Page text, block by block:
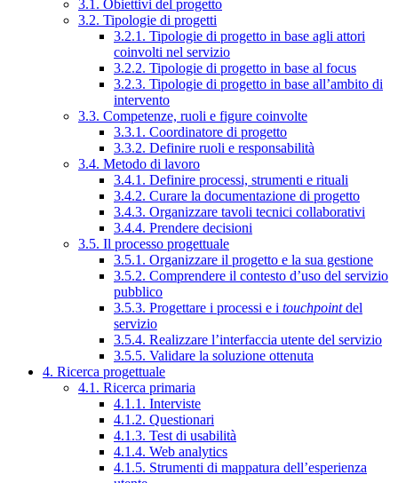
3.1. Obiettivi del progetto
3.2. Tipologie di progetti
3.2.1. Tipologie di progetto in base agli attori
coinvolti nel servizio
3.2.2. Tipologie di progetto in base al focus
3.2.3. Tipologie di progetto in base all’ambito di
intervento
3.3. Competenze, ruoli e figure coinvolte
3.3.1. Coordinatore di progetto
3.3.2. Definire ruoli e responsabilità
3.4. Metodo di lavoro
3.4.1. Definire processi, strumenti e rituali
3.4.2. Curare la documentazione di progetto
3.4.3. Organizzare tavoli tecnici collaborativi
3.4.4. Prendere decisioni
3.5. Il processo progettuale
3.5.1. Organizzare il progetto e la sua gestione
3.5.2. Comprendere il contesto d’uso del servizio
pubblico
3.5.3. Progettare i processi e i touchpointdel
servizio
3.5.4. Realizzare l’interfaccia utente del servizio
3.5.5. Validare la soluzione ottenuta
4. Ricerca progettuale
4.1. Ricerca primaria
4.1.1. Interviste
4.1.2. Questionari
4.1.3. Test di usabilità
4.1.4. Web analytics
4.1.5. Strumenti di mappatura dell’esperienza